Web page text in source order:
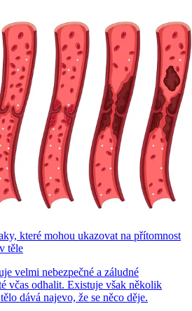
které mohou ukazovat na přítomnost
těle
velmi nebezpečné a záludné
včas odhalit. Existuje však několik
dává najevo, že se něco děje.